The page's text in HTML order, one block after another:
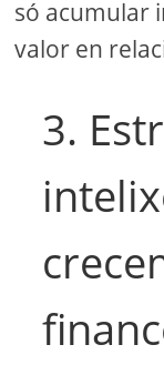
só acumular
valor en
3.